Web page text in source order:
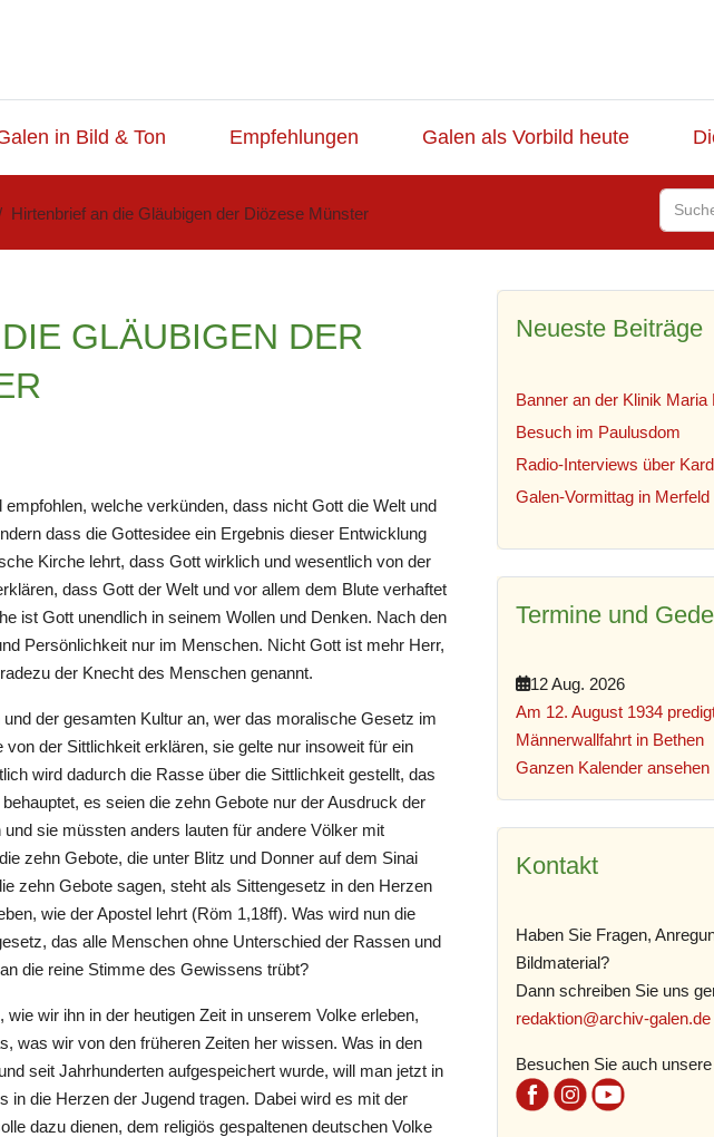
in Bild & Ton Empfehlungen Galen als Vorbild heute
Hirtenbrief an die Gläubigen der Diözese Münster
Suchen
GLÄUBIGEN DER
welche verkünden, dass nicht Gott die Welt und
dass die Gottesidee ein Ergebnis dieser Entwicklung
Kirche lehrt, dass Gott wirklich und wesentlich von der
dass Gott der Welt und vor allem dem Blute verhaftet
ist Gott unendlich in seinem Wollen und Denken. Nach den
Persönlichkeit nur im Menschen. Nicht Gott ist mehr Herr,
der Knecht des Menschen genannt.
der gesamten Kultur an, wer das moralische Gesetz im
der Sittlichkeit erklären, sie gelte nur insoweit für ein
wird dadurch die Rasse über die Sittlichkeit gestellt, das
es seien die zehn Gebote nur der Ausdruck der
sie müssten anders lauten für andere Völker mit
zehn Gebote, die unter Blitz und Donner auf dem Sinai
zehn Gebote sagen, steht als Sittengesetz in den Herzen
wie der Apostel lehrt (Röm 1,18ff). Was wird nun die
das alle Menschen ohne Unterschied der Rassen und
die reine Stimme des Gewissens trübt?
wir ihn in der heutigen Zeit in unserem Volke erleben,
was wir von den früheren Zeiten her wissen. Was in den
seit Jahrhunderten aufgespeichert wurde, will man jetzt in
in die Herzen der Jugend tragen. Dabei wird es mit der
dazu dienen, dem religiös gespaltenen deutschen Volke
Neueste Beiträge
Banner an der Klinik
Besuch im Paulusdom
Radio-Interviews über
Galen-Vormittag in Merfeld
Termine und
12 Aug. 2026
Am 12. August 1934
Männerwallfahrt in Bethen
Ganzen Kalender ansehen
Kontakt
Haben Sie Fragen,
Bildmaterial?
Dann schreiben Sie uns
redaktion@archiv-galen.de
Besuchen Sie auch